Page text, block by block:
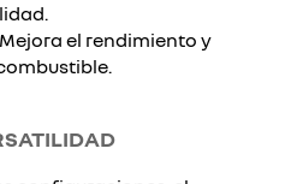
Mejora el rendimiento y